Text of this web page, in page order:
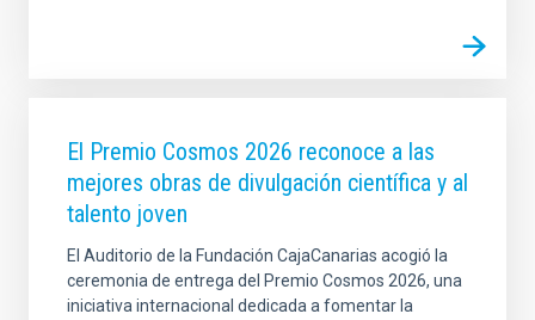
El Premio Cosmos 2026 reconoce a las
mejores obras de divulgación científica y al
talento joven
El Auditorio de la Fundación CajaCanarias acogió la
ceremonia de entrega del Premio Cosmos 2026, una
iniciativa internacional dedicada a fomentar la